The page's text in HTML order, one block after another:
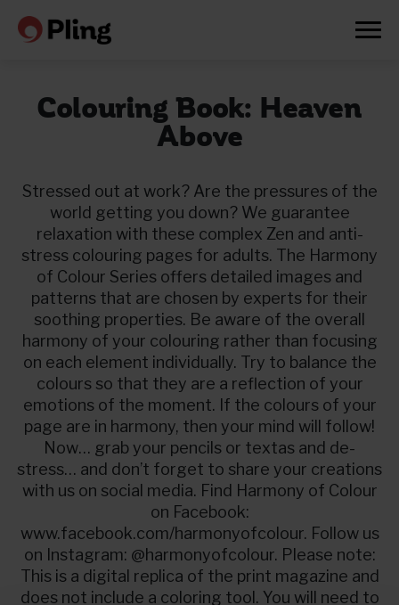
Prøv en måned gratis
Colouring Book: Heaven
Above
Stressed out at work? Are the pressures of the
world getting you down? We guarantee
relaxation with these complex Zen and anti-
stress colouring pages for adults. The Harmony
of Colour Series offers detailed images and
patterns that are chosen by experts for their
soothing properties. Be aware of the overall
harmony of your colouring rather than focusing
on each element individually. Try to balance the
colours so that they are a reflection of your
emotions of the moment. If the colours of your
page are in harmony, then your mind will follow!
Now… grab your pencils or textas and de-
stress… and don’t forget to share your creations
with us on social media. Find Harmony of Colour
on Facebook:
www.facebook.com/harmonyofcolour. Follow us
on Instagram: @harmonyofcolour. Please note:
This is a digital replica of the print magazine and
does not include a coloring tool. You will need to